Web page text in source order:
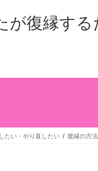
たい・やり直したい 復縁の方法